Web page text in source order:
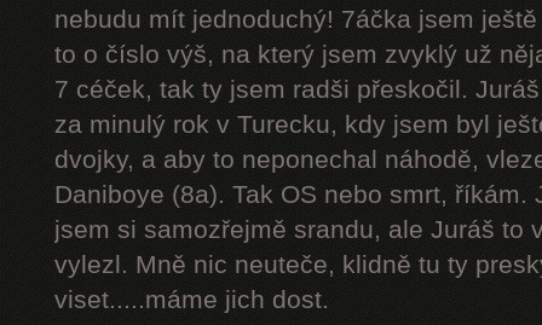
nebudu mít jednoduchý! 7áčka jsem
to o číslo výš, na který jsem zvyklý už
7 céček, tak ty jsem radši přeskočil.
za minulý rok v Turecku, kdy jsem byl
dvojky, a aby to neponechal náhodě,
Daniboye (8a). Tak OS nebo smrt,
jsem si samozřejmě srandu, ale Juráš to
vylezl. Mně nic neuteče, klidně tu ty
viset.....máme jich dost.